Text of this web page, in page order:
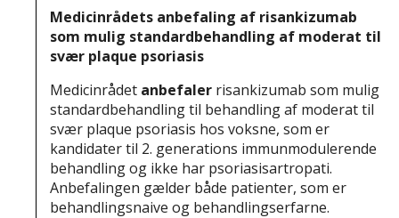
Medicinrådets anbefaling af risankizumab
som mulig standardbehandling af moderat til
svær plaque psoriasis
Medicinrådet anbefaler risankizumab som mulig
standardbehandling til behandling af moderat til
svær plaque psoriasis hos voksne, som er
kandidater til 2. generations immunmodulerende
behandling og ikke har psoriasisartropati.
Anbefalingen gælder både patienter, som er
behandlingsnaive og behandlingserfarne.